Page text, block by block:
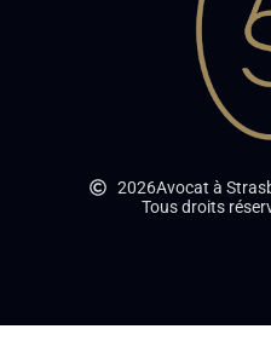
2026Avocat à
Tous droits